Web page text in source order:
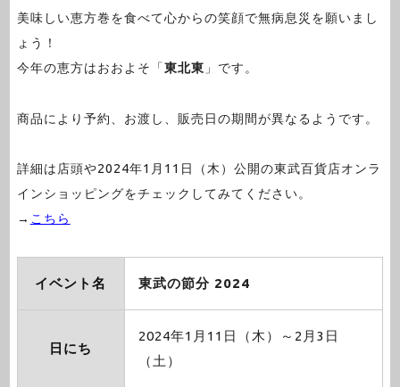
美味しい恵方巻を食べて心からの笑顔で無病息災を願いまし
ょう！
今年の恵方はおおよそ「東北東 」です。
商品により予約、お渡し、販売日の期間が異なるようです。
詳細は店頭や2024年1月11日（木）公開の東武百貨店オンラ
インショッピングをチェックしてみてください。
→ こちら
イベント名 東武の節分 2024
日にち
2024年1月11日（木）～2月3日
（土）